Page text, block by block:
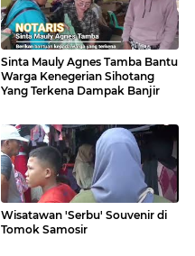
Sinta Mauly Agnes Tamba Bantu
Warga Kenegerian Sihotang
Yang Terkena Dampak Banjir
Wisatawan 'Serbu' Souvenir di
Tomok Samosir